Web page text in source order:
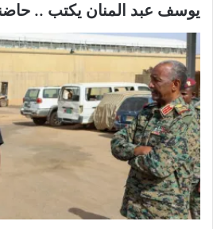
يوسف عبد المنان يكتب ..